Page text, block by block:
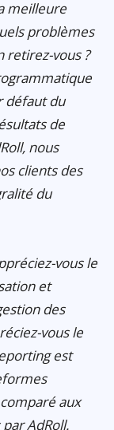
meilleure
problèmes
retirez-vous ?
défaut du
de
nous
clients des
du
vous le
et
des
vous le
est
aux
AdRoll.